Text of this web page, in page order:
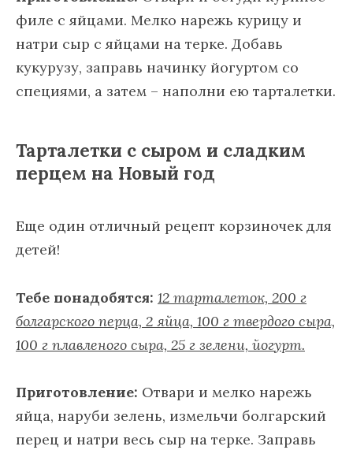
филе с яйцами. Мелко нарежь курицу и
натри сыр с яйцами на терке. Добавь
кукурузу, заправь начинку йогуртом со
специями, а затем – наполни ею тарталетки.
Тарталетки с сыром и сладким
перцем на Новый год
Еще один отличный рецепт корзиночек для
детей!
Тебе понадобятся: 12 тарталеток, 200 г
болгарского перца, 2 яйца, 100 г твердого сыра,
100 г плавленого сыра, 25 г зелени, йогурт.
Приготовление: Отвари и мелко нарежь
яйца, наруби зелень, измельчи болгарский
перец и натри весь сыр на терке. Заправь